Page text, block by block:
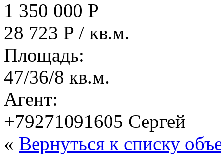
1 350 000 Р
28 723 Р / кв.м.
Площадь:
47/36/8 кв.м.
Агент:
+79271091605 Сергей
« Вернуться к списку